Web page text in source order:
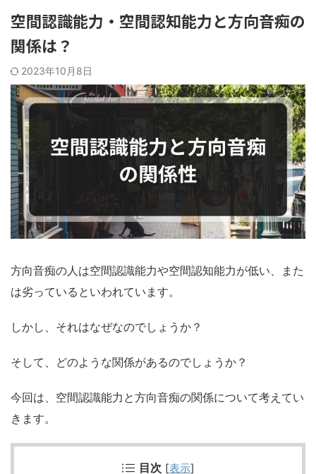
空間認識能力・空間認知能力と方向音痴の
関係は？
2023年10月8日
方向音痴の人は空間認識能力や空間認知能力が低い、また
は劣っているといわれています。
しかし、それはなぜなのでしょうか？
そして、どのような関係があるのでしょうか？
今回は、空間認識能力と方向音痴の関係について考えてい
きます。
目次 [表示]